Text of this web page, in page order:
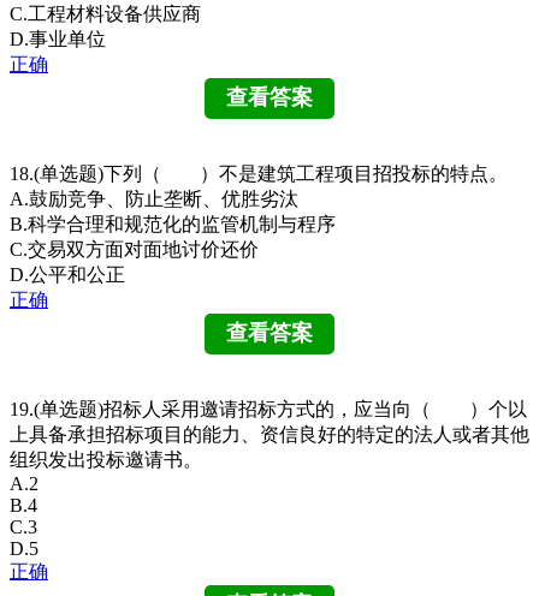
C.工程材料设备供应商
D.事业单位
正确
18.(单选题)下列（ ）不是建筑工程项目招投标的特点。
A.鼓励竞争、防止垄断、优胜劣汰
B.科学合理和规范化的监管机制与程序
C.交易双方面对面地讨价还价
D.公平和公正
正确
19.(单选题)招标人采用邀请招标方式的，应当向（ ）个以
上具备承担招标项目的能力、资信良好的特定的法人或者其他
组织发出投标邀请书。
A.2
B.4
C.3
D.5
正确